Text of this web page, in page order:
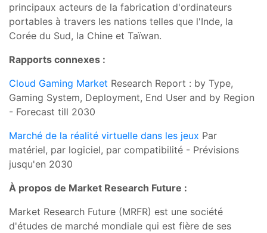
principaux acteurs de la fabrication d'ordinateurs
portables à travers les nations telles que l'Inde, la
Corée du Sud, la Chine et Taïwan.
Rapports connexes :
Cloud Gaming Market Research Report : by Type,
Gaming System, Deployment, End User and by Region
- Forecast till 2030
Marché de la réalité virtuelle dans les jeux Par
matériel, par logiciel, par compatibilité - Prévisions
jusqu'en 2030
À propos de Market Research Future :
Market Research Future (MRFR) est une société
d'études de marché mondiale qui est fière de ses